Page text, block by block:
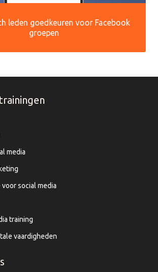
leden goedkeuren voor Facebook
groepen
media
social media
training
vaardigheden